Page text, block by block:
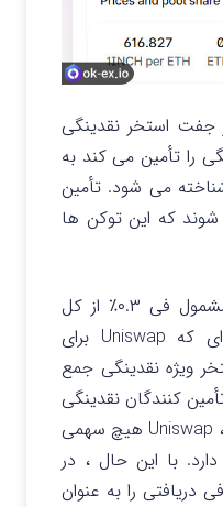
جفت استخر نقدینگی
را تأمین می کند به
می شود. تأمین
که این توکن ها
کلیه معاملات در Uniswap مشمول فی ۰.۳٪ از کل
ارزش تراکنش هستند. فی ای که Uniswap برای
ویژه نقدینگی جمع
کنندگان نقدینگی
توزیع می شود. در حال حاضر ، Uniswap هیچ سهمی
با این حال ، در
است ۶/۱ سهم فی دریافتی را به عنوان